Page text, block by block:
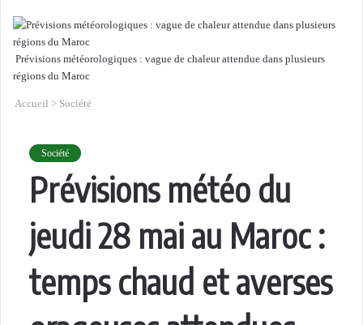
Prévisions météorologiques : vague de chaleur attendue dans plusieurs
régions du Maroc
Accueil > Société
Société
Prévisions météo du
jeudi 28 mai au Maroc :
temps chaud et averses